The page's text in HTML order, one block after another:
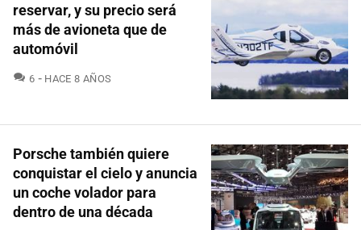
reservar, y su precio será
más de avioneta que de
automóvil
6 COMENTARIOS
HACE 8 AÑOS
Porsche también quiere
conquistar el cielo y anuncia
un coche volador para
dentro de una década